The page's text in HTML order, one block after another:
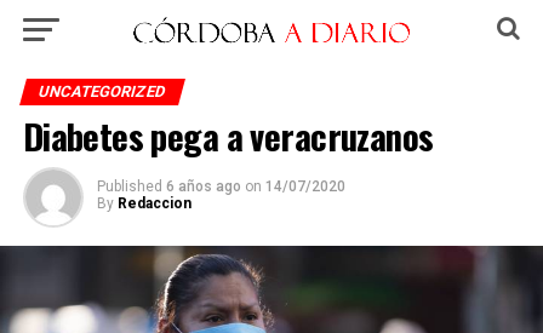
UNCATEGORIZED
Diabetes pega a veracruzanos
Published 6 años ago on 14/07/2020
By Redaccion